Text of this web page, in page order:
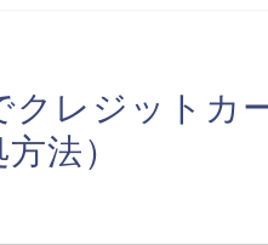
レジットカ
法）